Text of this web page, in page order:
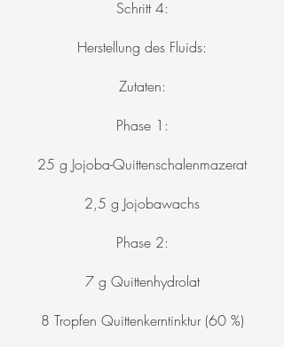
Schritt 4:
Herstellung des Fluids:
Zutaten:
Phase 1:
25 g Jojoba-Quittenschalenmazerat
2,5 g Jojobawachs
Phase 2:
7 g Quittenhydrolat
8 Tropfen Quittenkerntinktur (60 %)